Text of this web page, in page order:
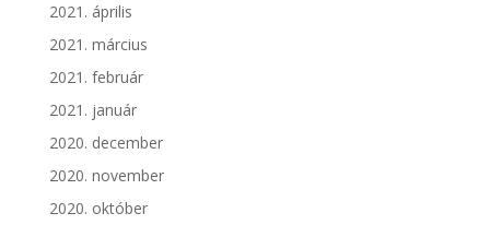
2021. április
2021. március
2021. február
2021. január
2020. december
2020. november
2020. október